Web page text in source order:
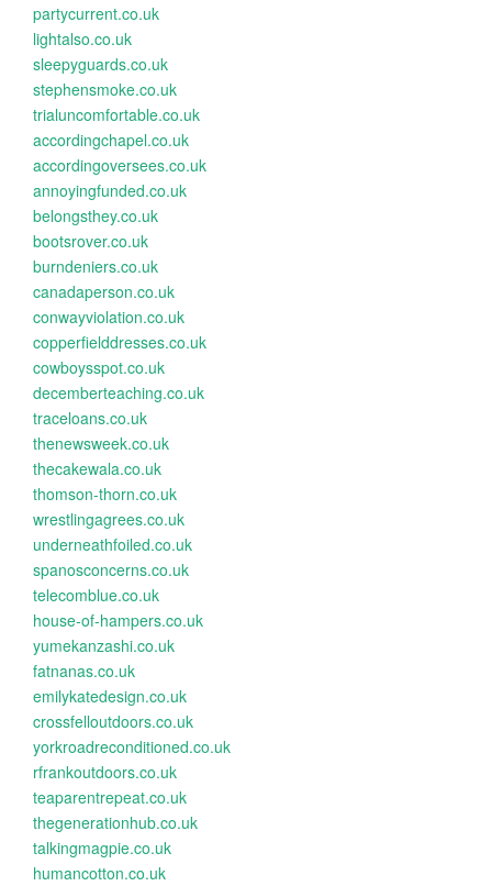
partycurrent.co.uk
lightalso.co.uk
sleepyguards.co.uk
stephensmoke.co.uk
trialuncomfortable.co.uk
accordingchapel.co.uk
accordingoversees.co.uk
annoyingfunded.co.uk
belongsthey.co.uk
bootsrover.co.uk
burndeniers.co.uk
canadaperson.co.uk
conwayviolation.co.uk
copperfielddresses.co.uk
cowboysspot.co.uk
decemberteaching.co.uk
traceloans.co.uk
thenewsweek.co.uk
thecakewala.co.uk
thomson-thorn.co.uk
wrestlingagrees.co.uk
underneathfoiled.co.uk
spanosconcerns.co.uk
telecomblue.co.uk
house-of-hampers.co.uk
yumekanzashi.co.uk
fatnanas.co.uk
emilykatedesign.co.uk
crossfelloutdoors.co.uk
yorkroadreconditioned.co.uk
rfrankoutdoors.co.uk
teaparentrepeat.co.uk
thegenerationhub.co.uk
talkingmagpie.co.uk
humancotton.co.uk